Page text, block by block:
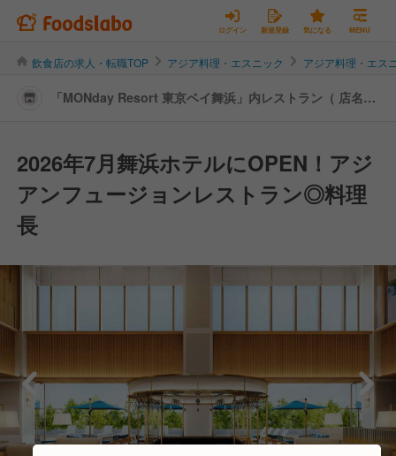
ログイン 新規登録 気になる MENU
飲食店の求人・転職TOP アジア料理・エスニック アジア料理・エス
「MONday Resort 東京ベイ舞浜」内レストラン（ 店名未
2026年7月舞浜ホテルにOPEN！アジ
アンフュージョンレストラン◎料理
長